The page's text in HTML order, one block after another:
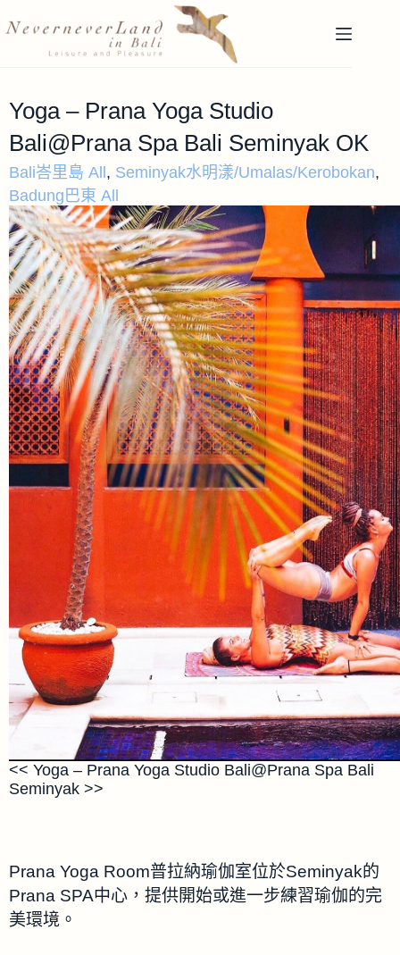
Yoga – Prana Yoga Studio
Bali@Prana Spa Bali Seminyak OK
Bali峇里島 All , Seminyak水明漾/Umalas/Kerobokan,
Badung巴東 All
<< Yoga – Prana Yoga Studio Bali@Prana Spa Bali
Seminyak >>
Prana Yoga Room普拉納瑜伽室位於Seminyak的
Prana SPA中心，提供開始或進一步練習瑜伽的完
美環境。